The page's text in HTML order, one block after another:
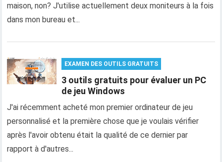
maison, non? J'utilise actuellement deux moniteurs à la fois
dans mon bureau et...
EXAMEN DES OUTILS GRATUITS
3 outils gratuits pour évaluer un PC
de jeu Windows
J'ai récemment acheté mon premier ordinateur de jeu
personnalisé et la première chose que je voulais vérifier
après l'avoir obtenu était la qualité de ce dernier par
rapport à d'autres...